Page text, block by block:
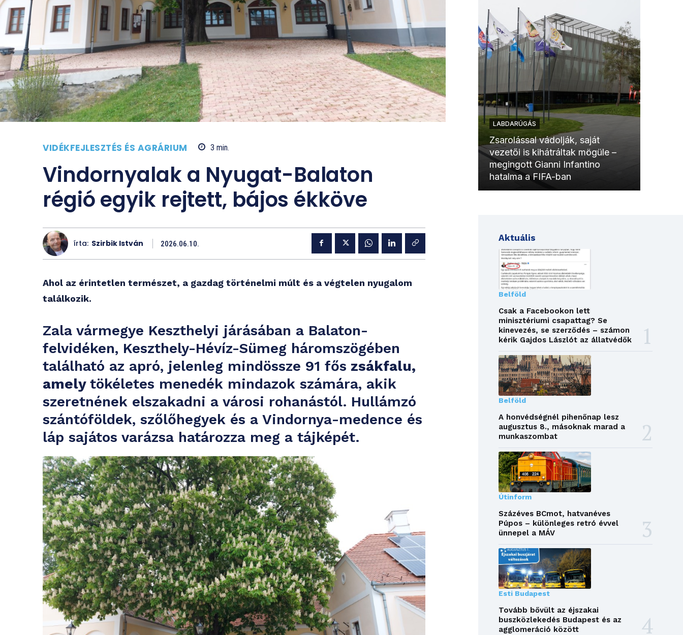
VIDÉKFEJLESZTÉS ÉS AGRÁRIUM 3 min.
Vindornyalak a Nyugat-Balaton
régió egyik rejtett, bájos ékköve
írta: Szirbik István 2026.06.10.
Ahol az érintetlen természet, a gazdag történelmi múlt és a végtelen nyugalom
találkozik.
Zala vármegye Keszthelyi járásában a Balaton-
felvidéken, Keszthely-Hévíz-Sümeg háromszögében
található az apró, jelenleg mindössze 91 fős zsákfalu,
amely tökéletes menedék mindazok számára, akik
szeretnének elszakadni a városi rohanástól. Hullámzó
szántóföldek, szőlőhegyek és a Vindornya-medence és
láp sajátos varázsa határozza meg a tájképét.
LABDARÚGÁS
Zsarolással vádolják, saját
vezetői is kihátráltak mögüle –
megingott Gianni Infantino
hatalma a FIFA-ban
Aktuális
Belföld
Csak a Facebookon lett
minisztériumi csapattag? Se
kinevezés, se szerződés – számon
kérik Gajdos Lászlót az állatvédők
Belföld
A honvédségnél pihenőnap lesz
augusztus 8., másoknak marad a
munkaszombat
Útinform
Százéves BCmot, hatvanéves
Púpos – különleges retró évvel
ünnepel a MÁV
Esti Budapest
Tovább bővült az éjszakai
buszközlekedés Budapest és az
agglomeráció között